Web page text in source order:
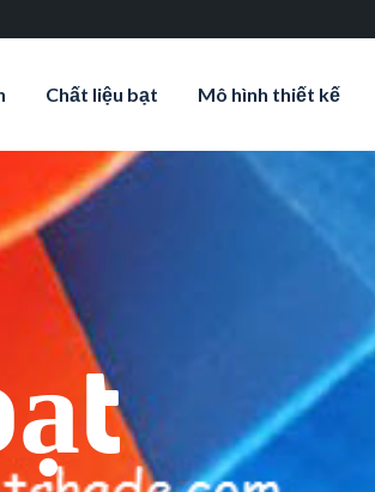
Chất liệu bạt Mô hình thiết kế